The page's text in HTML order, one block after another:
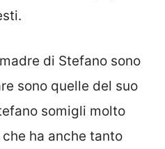
di Stefano sono
sono quelle del suo
somigli molto
ha anche tanto